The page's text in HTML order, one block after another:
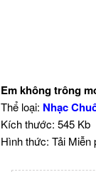
Em không trông
Thể loại: Nhạc
Kích thước: 545 Kb
Hình thức: Tải Miễn